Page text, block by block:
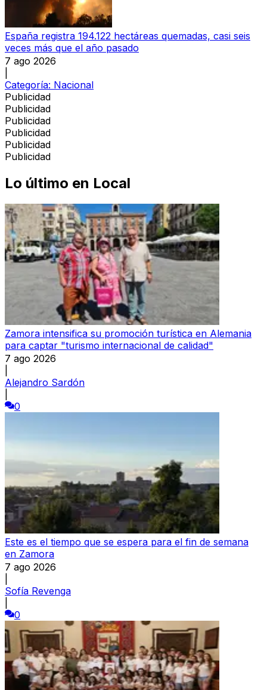
España registra 194.122 hectáreas quemadas, casi seis
veces más que el año pasado
7 ago 2026
Categoría: Nacional
Publicidad
Publicidad
Publicidad
Publicidad
Publicidad
Publicidad
Lo último en Local
Zamora intensifica su promoción turística en Alemania
para captar "turismo internacional de calidad"
7 ago 2026
Alejandro Sardón
0
Este es el tiempo que se espera para el fin de semana
en Zamora
7 ago 2026
Sofía Revenga
0